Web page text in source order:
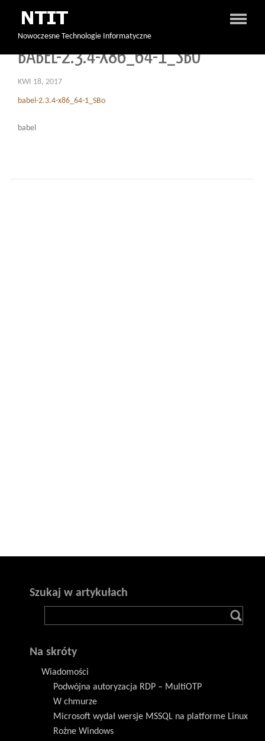
Nowoczesne Technologie Informatyczne
BABEL-2.3.4-X86_64-1_SBO
KWI 18, 2017
babel-2.3.4-x86_64-1_SBo
babel
Szukaj w artykułach
Na skróty
Wiadomości
Podwójna autoryzacja RDP – MultiOTP
W chmurze
Microsoft wydał wersje MSSQL na platforme Linux
Rożne Windows